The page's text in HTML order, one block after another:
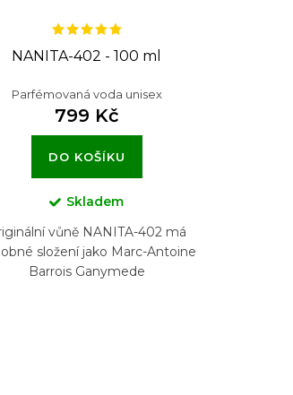
NANITA-402 - 100 ml
Parfémovaná voda unisex
799 Kč
DO KOŠÍKU
Skladem
vůně NANITA-402 má
složení jako Marc-Antoine
Barrois Ganymede